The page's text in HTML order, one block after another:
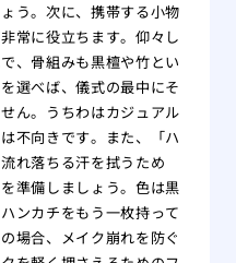
う。次に、携帯する小物
常に役立ちます。仰々し
、骨組みも黒檀や竹とい
選べば、儀式の最中にそ
ん。うちわはカジュアル
不向きです。また、「ハ
れ落ちる汗を拭うため
準備しましょう。色は黒
ンカチをもう一枚持って
場合、メイク崩れを防ぐ